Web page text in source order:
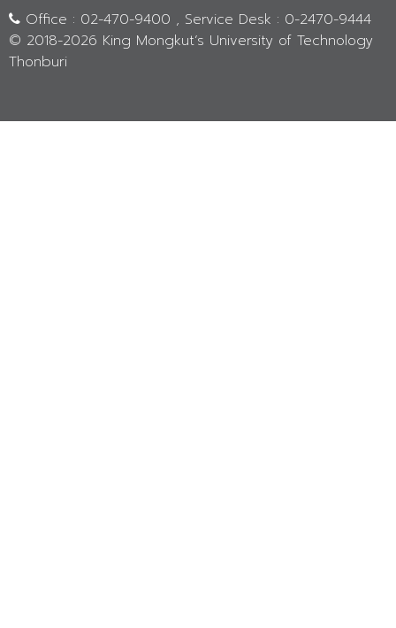
Office : 02-470-9400 , Service Desk : 0-2470-9444
© 2018-2026 King Mongkut’s University of Technology
Thonburi